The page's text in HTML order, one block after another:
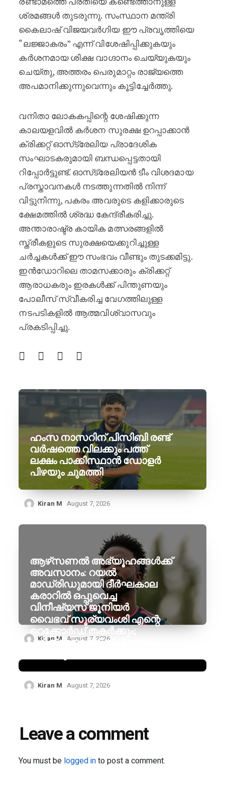
ശ്രമങ്ങൾ തുടരുന്നു. സംസ്ഥാന മന്ത്രി
കൈലാഷ് വിജയവർഗിയ ഈ പ്രവൃത്തിയെ
“ലജ്ജാകരം” എന്ന് വിശേഷിപ്പിക്കുകയും
കർശനമായ ശിക്ഷ വാഗ്ദാനം ചെയ്യുകയും
ചെയ്തു, അത്തരം പെരുമാറ്റം രാജ്യത്തെ
അപമാനിക്കുന്നുവെന്നും കൂട്ടിച്ചേർത്തു.
വനിതാ ലോകകപ്പിന്റെ ശേഷിക്കുന്ന
കാലയളവിൽ കർശന സുരക്ഷ ഉറപ്പാക്കാൻ
ക്രിക്കറ്റ് ഓസ്‌ട്രേലിയ പ്രാദേശിക
സംഘാടകരുമായി ബന്ധപ്പെട്ടതായി
റിപ്പോർട്ടുണ്ട്. ഓസ്‌ട്രേലിയൻ ടീം വിശദമായ
പ്രസ്താവനകൾ നടത്തുന്നതിൽ നിന്ന്
വിട്ടുനിന്നു, പകരം അവരുടെ കളിക്കാരുടെ
ക്ഷേമത്തിൽ ശ്രദ്ധ കേന്ദ്രീകരിച്ചു.
അന്താരാഷ്ട്ര കായിക മത്സരങ്ങളിൽ
സ്ത്രീകളുടെ സുരക്ഷയെക്കുറിച്ചുള്ള
ചർച്ചകൾക്ക് ഈ സംഭവം വീണ്ടും തുടക്കമിട്ടു.
ഇൻഡോറിലെ താമസക്കാരും ക്രിക്കറ്റ്
ആരാധകരും ഇരകൾക്ക് പിന്തുണയും
പോലീസ് സ്വീകരിച്ച വേഗത്തിലുള്ള
നടപടികളിൽ ആത്മവിശ്വാസവും
പ്രകടിപ്പിച്ചു.
ഹംസ നാസറിന് പിസിബി രണ്ട്
വർഷത്തെ വിലക്കും പത്ത്
ലക്ഷം പാക്കിസ്ഥാൻ ഡോളർ
പിഴയും ചുമത്തി
Kiran M August 7, 2026
ആഴ്‌സണൽ അഭ്യൂഹങ്ങൾക്ക്
അവസാനം: റയൽ
മാഡ്രിഡുമായി ദീർഘകാല
കരാറിൽ ഒപ്പുവെച്ച
വിനീഷ്യസ് ജൂനിയർ
Kiran M August 7, 2026
വൈഭവ് സൂര്യവംശി എന്റെ
റെക്കോർഡ് തകർക്കും;
ചരിത്രനേട്ടത്തിന് പിന്നാലെ
Kiran M August 7, 2026
Leave a comment
You must be logged into post a comment.